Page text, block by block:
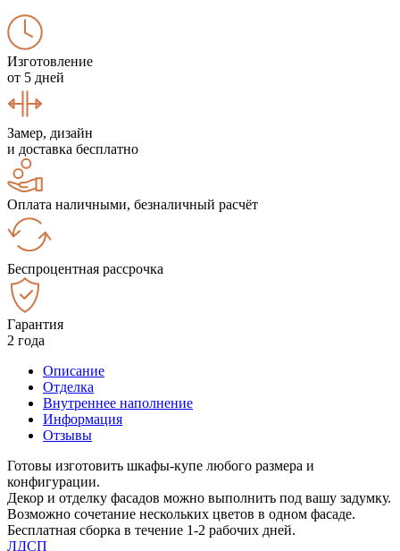
Изготовление
от 5 дней
Замер, дизайн
и доставка бесплатно
Оплата наличными, безналичный расчёт
Беспроцентная рассрочка
Гарантия
2 года
Описание
Отделка
Внутреннее наполнение
Информация
Отзывы
Готовы изготовить шкафы-купе любого размера и
конфигурации.
Декор и отделку фасадов можно выполнить под вашу задумку.
Возможно сочетание нескольких цветов в одном фасаде.
Бесплатная сборка в течение 1-2 рабочих дней.
ЛДСП